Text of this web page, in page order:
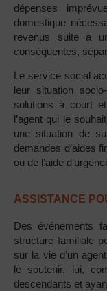
dépenses
domestique
revenus suite à
conséquentes,
Le service social
leur situation
solutions à court
l’agent qui le
une situation de
demandes d’aides
ou de l’aide
ASSISTANCE
Des événements
structure familiale
sur la vie d’un
le soutenir, lui,
descendants et